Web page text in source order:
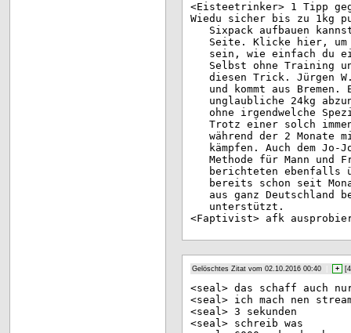
<Eisteetrinker> 1 Tipp
Wiedu sicher bis zu 1kg
Sixpack aufbauen
Seite. Klicke hier, um
sein, wie einfach du
Selbst ohne Training
diesen Trick. Jürgen
und kommt aus
unglaubliche 24kg
ohne irgendwelche
Trotz einer solch
während der 2 Monate
kämpfen. Auch dem
Methode für Mann und
berichteten ebenfalls
bereits schon seit
aus ganz Deutschland
unterstützt.
<Faptivist> afk
Gelöschtes Zitat vom 02.10.2016 00:40 + [
<seal> das schaff auch
<seal> ich mach nen
<seal> 3 sekunden
<seal> schreib was